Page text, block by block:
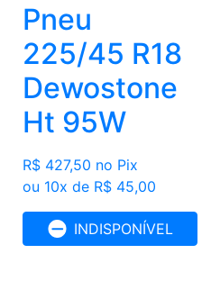
Pneu
225/45 R18
Dewostone
Ht 95W
R$ 427,50 no Pix
ou 10x de R$ 45,00
INDISPONÍVEL